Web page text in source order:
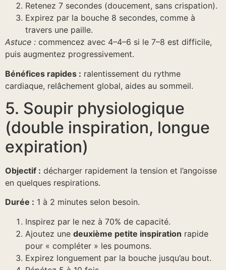
Retenez 7 secondes (doucement, sans crispation).
Expirez par la bouche 8 secondes, comme à
travers une paille.
Astuce : commencez avec 4–4–6 si le 7–8 est difficile,
puis augmentez progressivement.
Bénéfices rapides : ralentissement du rythme
cardiaque, relâchement global, aides au sommeil.
5. Soupir physiologique
(double inspiration, longue
expiration)
Objectif : décharger rapidement la tension et l’angoisse
en quelques respirations.
Durée : 1 à 2 minutes selon besoin.
Inspirez par le nez à 70% de capacité.
Ajoutez une deuxième petite inspiration rapide
pour « compléter » les poumons.
Expirez longuement par la bouche jusqu’au bout.